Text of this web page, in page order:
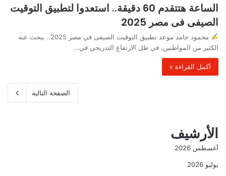
الساعة هتتقدم 60 دقيقة.. استعدوا لتطبيق التوقيت
الصيفى فى مصر 2025
محمود حامد موعد تطبيق التوقيت الصيفى في مصر 2025.. يبحث عنه
الكثير من المواطنين، في ظل الارتفاع التدريجي في…
أكمل القراءة »
الصفحة التالية
الأرشيف
أغسطس 2026
يوليو 2026